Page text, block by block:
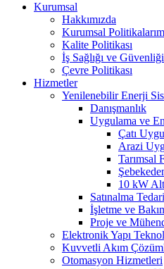
Kurumsal
Hakkımızda
Kurumsal
Kalite Politikası
İş Sağlığı ve
Çevre Politikası
Hizmetler
Yenilenebilir Enerji
Danışmanlık
Uygulama ve
Çatı
Arazi
Tarımsal
10 kW
Satınalma
İşletme ve
Proje ve
Elektronik Yapı
Kuvvetli Akım
Otomasyon Hizmetleri